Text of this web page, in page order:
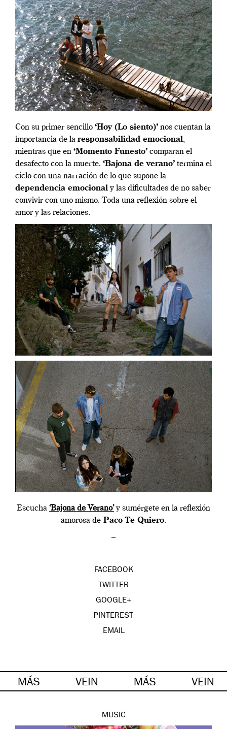
Con su primer sencillo ‘Hoy (Lo siento)’ nos cuentan la
importancia de la responsabilidad emocional,
mientras que en ‘Momento Funesto’ comparan el
desafecto con la muerte. ‘Bajona de verano’ termina el
ciclo con una narración de lo que supone la
dependencia emocionaly las dificultades de no saber
convivir con uno mismo. Toda una reflexión sobre el
amor y las relaciones.
Escucha ‘Bajona de Verano’y sumérgete en la reflexión
amorosa de Paco Te Quiero.
–
FACEBOOK
TWITTER
GOOGLE+
PINTEREST
EMAIL
MÁS VEIN MÁS VEIN
MUSIC